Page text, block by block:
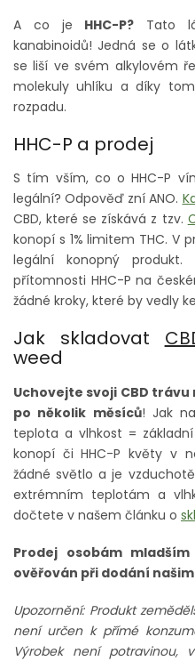
A co je HHC-P? Tato
kanabinoidů!Jedná se o
se liší ve svém alkylovém
molekuly uhlíku a díky
rozpadu.
HHC-P a prodej
S tím vším, co o HHC-P
legální? Odpověď zní ANO.
CBD, které se získává z tzv.
konopí s 1% limitem THC. V
legální konopný produkt.
přítomnosti HHC-P na
žádné kroky, které by vedly
Jak skladovat
weed
Uchovejte svoji CBD trávu
po několik měsíců! Jak
teplota a vlhkost =
konopí či HHC-P květy v
žádné světlo a je
extrémním teplotám a
dočtete v našem článku o
Prodej osobám
ověřován při dodání
Upozornění: Produkt
není určen k přímé
Výrobek není potravinou,